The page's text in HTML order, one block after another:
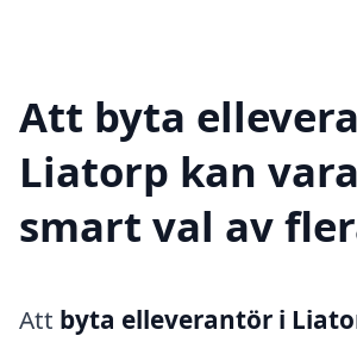
Att byta
Liatorp kan
smart val av
Att byta elleverantör i